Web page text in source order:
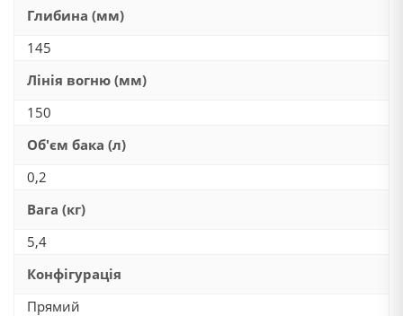
Глибина (мм)
145
Лінія вогню (мм)
150
Об'єм бака (л)
0,2
Вага (кг)
5,4
Конфігурація
Прямий